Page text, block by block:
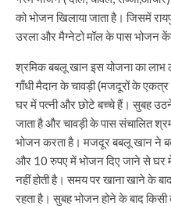
को भोजन खिलाया जाता है। जिसमें
उरला और मैग्नेटो मॉल के पास भोजन
श्रमिक बबलू खान इस योजना का लाभ
गाँधी मैदान के चावड़ी (मजदूरों के
घर में पत्नी और छोटे बच्चे हैं। सुबह
जाता है और चावड़ी के पास संचालित
भोजन करता है। मजदूर बबलू खान ने
और 10 रुपए में भोजन दिए जाने से घर
नहीं होती है। समय पर खाना खाने के
रहता है। सुबह भोजन होने के बाद